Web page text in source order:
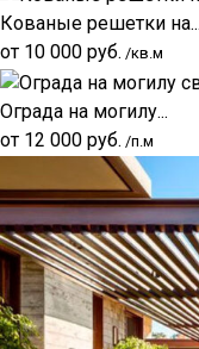
Кованые решетки на...
от 10 000 руб. /кв.м
Ограда на могилу...
от 12 000 руб. /п.м